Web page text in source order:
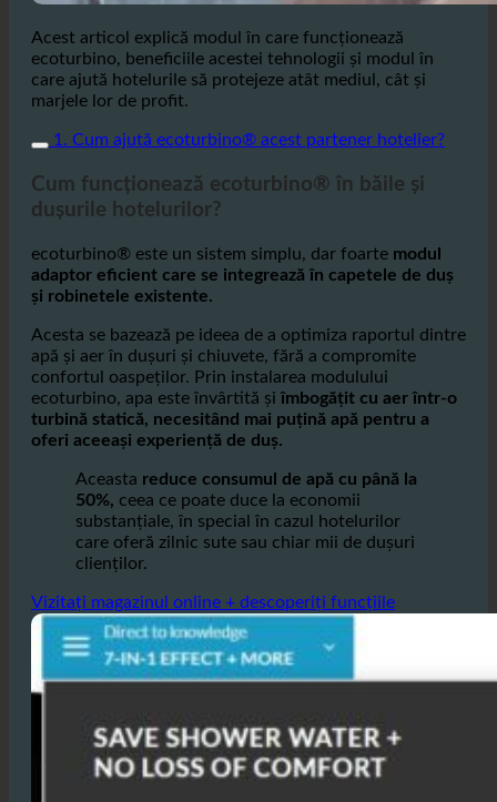
Acest articol explică modul în care funcționează
ecoturbino, beneficiile acestei tehnologii și modul în
marjele lor de profit.
1. Cum ajută ecoturbino® acest partener hotelier?
dușurile hotelurilor?
ecoturbino® este un sistem simplu, dar foarte
și robinetele existente.
Acesta se bazează pe ideea de a optimiza raportul dintre
apă și aer în dușuri și chiuvete, fără a compromite
confortul oaspeților. Prin instalarea modulului
ecoturbino, apa este învârtită șiîmbogățit cu aer într-o
oferi aceeași experiență de duș.
Aceastareduce consumul de apă cu până la
50%, ceea ce poate duce la economii
substanțiale, în special în cazul hotelurilor
clienților.
Vizitați magazinul online + descoperiți funcțiile